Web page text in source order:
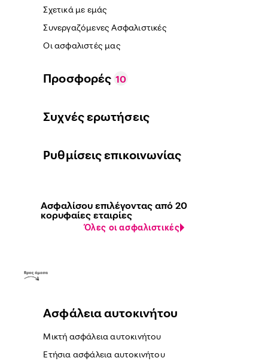
Σχετικά με εμάς
Συνεργαζόμενες Ασφαλιστικές
Οι ασφαλιστές μας
Προσφορές 10
Συχνές ερωτήσεις
Ρυθμίσεις επικοινωνίας
Ασφαλίσου επιλέγοντας από 20
κορυφαίες εταιρίες
Όλες οι ασφαλιστικές
Ασφάλεια αυτοκινήτου
Μικτή ασφάλεια αυτοκινήτου
Ετήσια ασφάλεια αυτοκινήτου